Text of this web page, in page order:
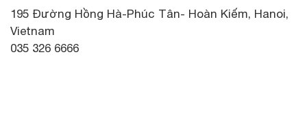
195 Đường Hồng Hà-Phúc Tân- Hoàn Kiếm, Hanoi,
Vietnam
035 326 6666